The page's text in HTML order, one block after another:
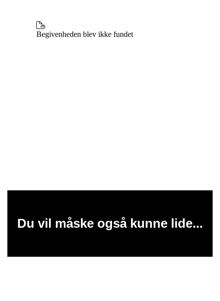
Du vil måske også kunne lide...